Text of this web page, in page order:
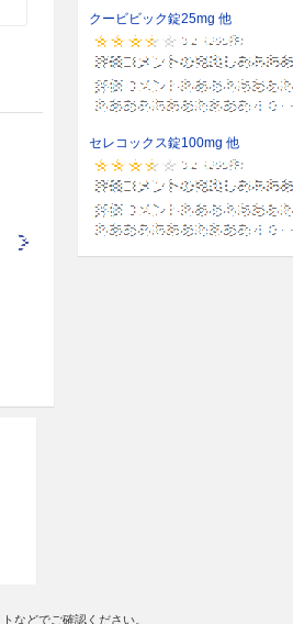
クービビック錠25mg 他
セレコックス錠100mg 他
などでご確認ください。